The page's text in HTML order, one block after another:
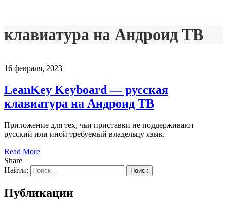
клавиатура на Андроид ТВ
16 февраля, 2023
LeanKey Keyboard — русская
клавиатура на Андроид ТВ
Приложение для тех, чьи приставки не поддерживают
русский или иной требуемый владельцу язык.
Read More
Share
Найти:
Публикации